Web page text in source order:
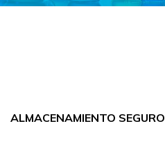
ALMACENAMIENTO SEGURO